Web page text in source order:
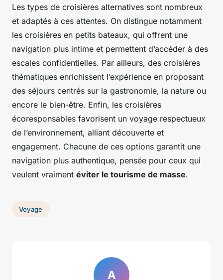
Les types de croisières alternatives sont nombreux
et adaptés à ces attentes. On distingue notamment
les croisières en petits bateaux, qui offrent une
navigation plus intime et permettent d’accéder à des
escales confidentielles. Par ailleurs, des croisières
thématiques enrichissent l’expérience en proposant
des séjours centrés sur la gastronomie, la nature ou
encore le bien-être. Enfin, les croisières
écoresponsables favorisent un voyage respectueux
de l’environnement, alliant découverte et
engagement. Chacune de ces options garantit une
navigation plus authentique, pensée pour ceux qui
veulent vraiment éviter le tourisme de masse.
Voyage
A